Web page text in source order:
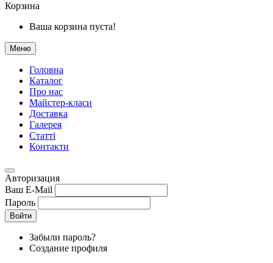
Корзина
Ваша корзина пуста!
Меню
Головна
Каталог
Про нас
Майстер-класи
Доставка
Галерея
Статтi
Контакти
Авторизация
Ваш E-Mail
Пароль
Войти
Забыли пароль?
Создание профиля